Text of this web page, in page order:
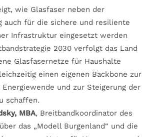
wie Glasfaser neben der
auch für die sichere und resiliente
Infrastruktur eingesetzt werden
2030 verfolgt das Land
Glasfasernetze für Haushalte
einen eigenen Backbone zur
und zur Steigerung der
schaffen.
MBA, Breitbandkoordinator des
das „Modell Burgenland“ und die